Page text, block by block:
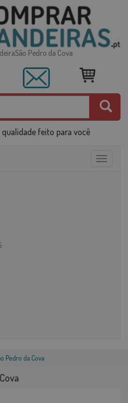
Pedro da Cova
qualidade feito para você
Toggle
Pedro da Cova